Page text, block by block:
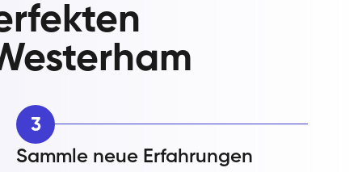
3
Sammle neue Erfahrungen